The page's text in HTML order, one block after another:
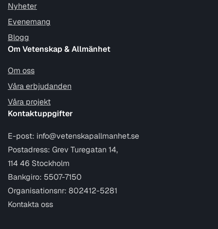
Nyheter
Evenemang
Blogg
Om Vetenskap & Allmänhet
Om oss
Våra erbjudanden
Våra projekt
Kontaktuppgifter
E-post: info@vetenskapallmanhet.se
Postadress: Grev Turegatan 14,
114 46 Stockholm
Bankgiro: 5507-7150
Organisationsnr: 802412-5281
Kontakta oss